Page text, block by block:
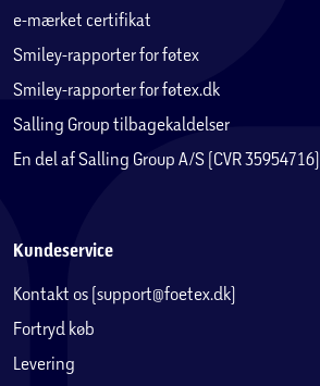
Specifikationer
Størrelse: Ø426 cm
Hoppeflade: Ø386 cm
Højde på måtten: 20 cm
Højde på sikkerhedsnet: 180 cm
e-mærket certifikat
Smiley-rapporter for føtex
Smiley-rapporter for føtex.dk
Salling Group tilbagekaldelser
En del af Salling Group A/S (CVR 35954716)
Kundeservice
Kontakt os (support@foetex.dk)
Fortryd køb
Levering